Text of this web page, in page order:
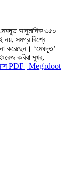
আনুমানিক ৩৫০
নয়, সমগ্র বিশ্বে
করেছেন। ‘মেঘদূত’
কবিরা মুখর,
PDF | Meghdoot